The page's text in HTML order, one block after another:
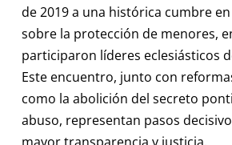
de 2019 a una histórica cumbre
sobre la protección de menores,
participaron líderes eclesiásticos
Este encuentro, junto con
como la abolición del secreto
abuso, representan pasos